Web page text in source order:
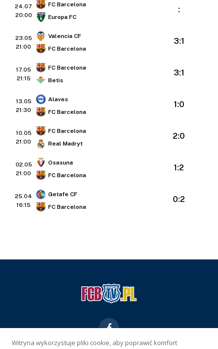
24.07
20:00
FC Barcelona
Europa FC
:
23.05
21:00
Valencia CF
FC Barcelona
3:1
17.05
21:15
FC Barcelona
Betis
3:1
13.05
21:30
Alaves
FC Barcelona
1:0
10.05
21:00
FC Barcelona
Real Madryt
2:0
02.05
21:00
Osasuna
FC Barcelona
1:2
25.04
16:15
Getafe CF
FC Barcelona
0:2
Witryna wykorzystuje pliki cookie, aby poprawić komfort